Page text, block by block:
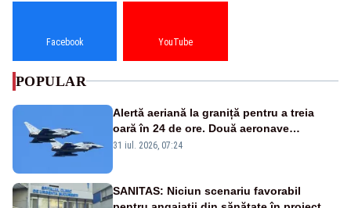
Facebook YouTube
POPULAR
Alertă aeriană la graniță pentru a treia
oară în 24 de ore. Două aeronave
Eurofighter britanice au fost ridicate de la
31 iul. 2026, 07:24
SANITAS: Niciun scenariu favorabil